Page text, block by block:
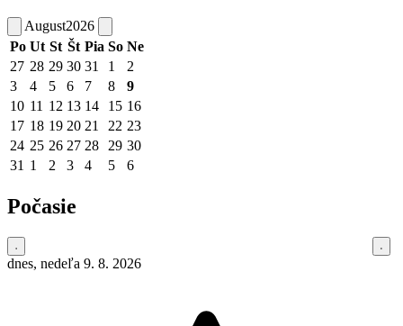
August2026
Po Ut St Št Pia So Ne
27 28 29 30 31 1
2
3
4 5 6 7 8
9
10 11 12 13 14 15 16
17 18 19 20 21 22 23
24 25 26 27 28 29 30
31 1 2 3 4 5 6
Počasie
dnes, nedeľa 9. 8. 2026